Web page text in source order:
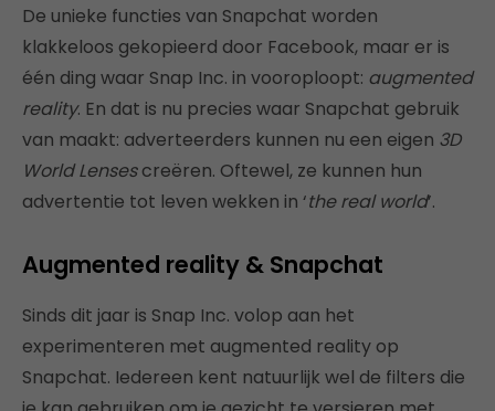
De unieke functies van Snapchat worden
klakkeloos gekopieerd door Facebook, maar er is
één ding waar Snap Inc. in vooroploopt: augmented
reality. En dat is nu precies waar Snapchat gebruik
van maakt: adverteerders kunnen nu een eigen 3D
World Lensescreëren. Oftewel, ze kunnen hun
advertentie tot leven wekken in ‘the real world’.
Augmented reality & Snapchat
Sinds dit jaar is Snap Inc. volop aan het
experimenteren met augmented reality op
Snapchat. Iedereen kent natuurlijk wel de filters die